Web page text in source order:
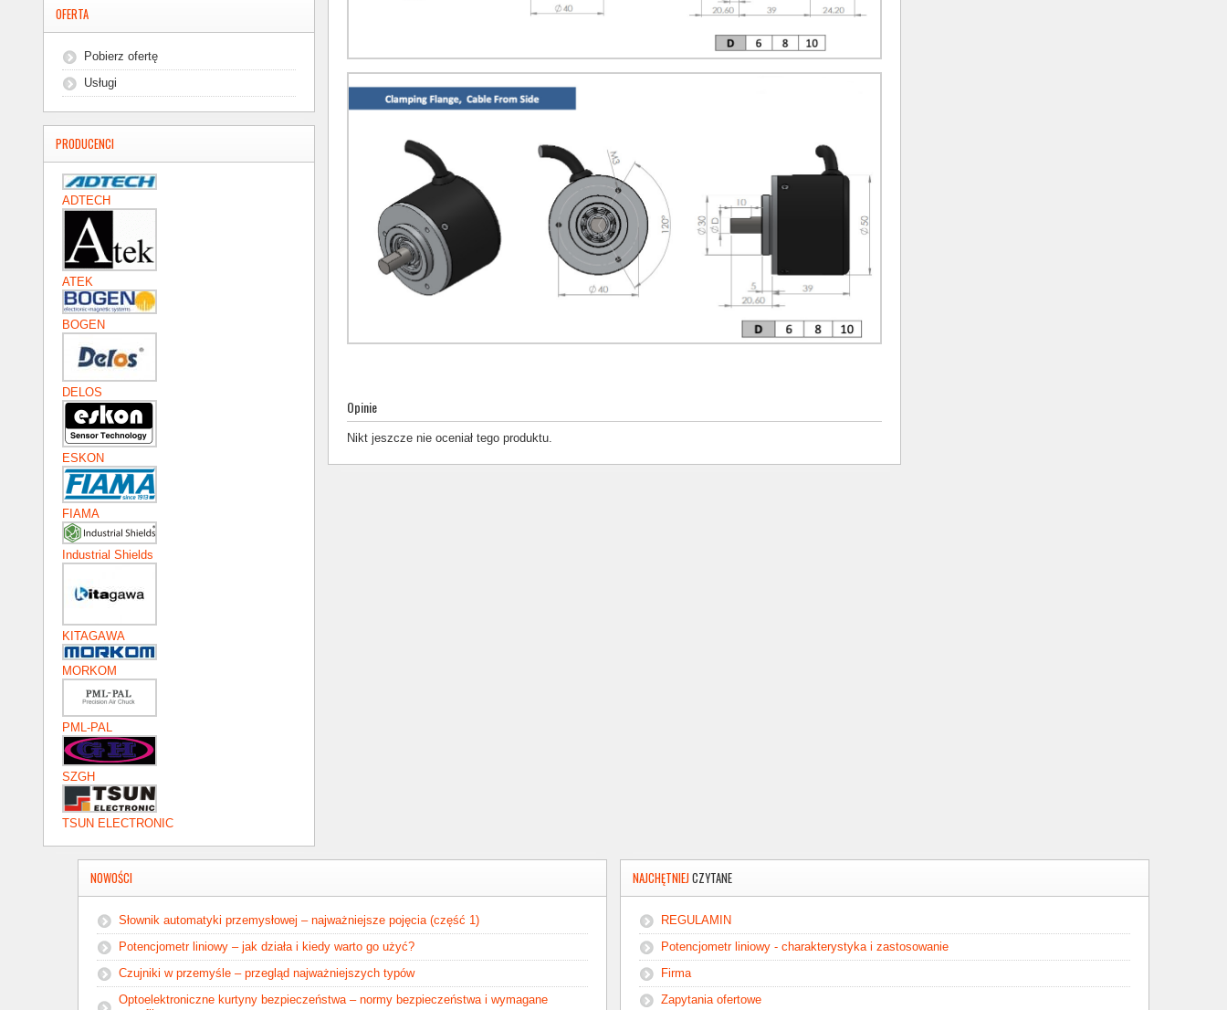
Opinie
Nikt jeszcze nie oceniał tego produktu.
OFERTA
Pobierz ofertę
Usługi
PRODUCENCI
ADTECH
ATEK
BOGEN
DELOS
ESKON
FIAMA
Industrial Shields
KITAGAWA
MORKOM
PML-PAL
SZGH
TSUN ELECTRONIC
NOWOŚCI
Słownik automatyki przemysłowej – najważniejsze pojęcia (część 1)
Potencjometr liniowy – jak działa i kiedy warto go użyć?
Czujniki w przemyśle – przegląd najważniejszych typów
Optoelektroniczne kurtyny bezpieczeństwa – normy bezpieczeństwa i wymagane
NAJCHĘTNIEJCZYTANE
REGULAMIN
Potencjometr liniowy - charakterystyka i zastosowanie
Firma
Zapytania ofertowe